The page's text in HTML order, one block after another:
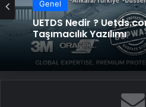
Genel
UETDS Nedir ?
Taşımacılık Yazılımı